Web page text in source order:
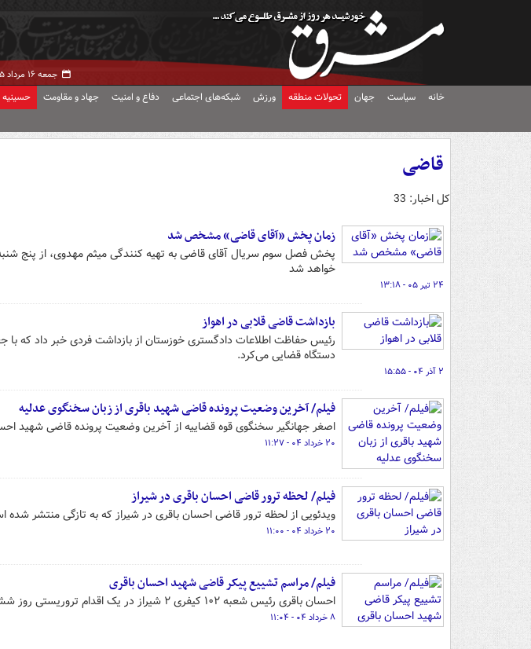
جمعه ۱۶ مرداد ۱۴۰۵ -
خانه سیاست جهان تحولات منطقه ورزش شبکه‌های اجتماعی دفاع و امنیت جهاد و مقاومت حسینیه
قاضی
کل اخبار: 33
زمان پخش «آقای قاضی» مشخص شد
پخش فصل سوم سریال آقای قاضی به تهیه کنندگی میثم مهدوی، از پنج
خواهد شد
۲۴ تیر ۰۵ - ۱۳:۱۸
بازداشت قاضی قلابی در اهواز
رئیس حفاظت اطلاعات دادگستری خوزستان از بازداشت فردی خبر داد که با
دستگاه قضایی می‌کرد.
۲ آذر ۰۴ - ۱۵:۵۵
فیلم/ آخرین وضعیت پرونده قاضی شهید باقری از زبان سخنگوی عدلیه
اصغر جهانگیر سخنگوی قوه قضاییه از آخرین وضعیت پرونده قاضی شهید
۲۰ خرداد ۰۴ - ۱۱:۲۷
فیلم/ لحظه ترور قاضی احسان باقری در شیراز
ویدئویی از لحظه ترور قاضی احسان باقری در شیراز که به تازگی منتشر شده
۲۰ خرداد ۰۴ - ۱۱:۰۰
فیلم/ مراسم تشییع پیکر قاضی شهید احسان باقری
احسان باقری رئیس شعبه ۱۰۲ کیفری ۲ شیراز در یک اقدام تروریستی روز ششم خرداد به شهادت رسید.
۸ خرداد ۰۴ - ۱۱:۰۴